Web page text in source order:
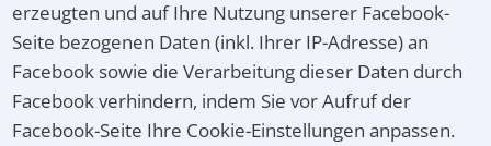
erzeugten und auf Ihre Nutzung unserer Facebook-
Seite bezogenen Daten (inkl. Ihrer IP-Adresse) an
Facebook sowie die Verarbeitung dieser Daten durch
Facebook verhindern, indem Sie vor Aufruf der
Facebook-Seite Ihre Cookie-Einstellungen anpassen.